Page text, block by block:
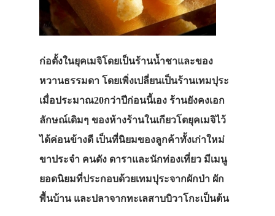
ก่อตั้งในยุคเมจิโดยเป็นร้านน้ำชาและของ
หวานธรรมดา โดยเพิ่งเปลี่ยนเป็นร้านเทมปุระ
เมื่อประมาณ20กว่าปีก่อนนี้เอง ร้านยังคงเอก
ลักษณ์เดิมๆ ของห้างร้านในเกียวโตยุคเมจิไว้
ได้ค่อนข้างดี เป็นที่นิยมของลูกค้าทั้งเก่าใหม่
ขาประจำ คนดัง ดาราและนักท่องเที่ยว มีเมนู
ยอดนิยมที่ประกอบด้วยเทมปุระจากผักป่า ผัก
พื้นบ้าน และปลาจากทะเลสาบบิวาโกะเป็นต้น